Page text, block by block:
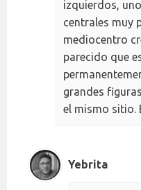
izquierdos,
centrales muy
mediocentro
parecido que
grandes
el mismo sitio.
Yebrita